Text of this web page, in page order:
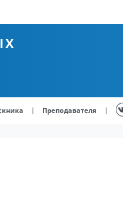
| Преподавателя |